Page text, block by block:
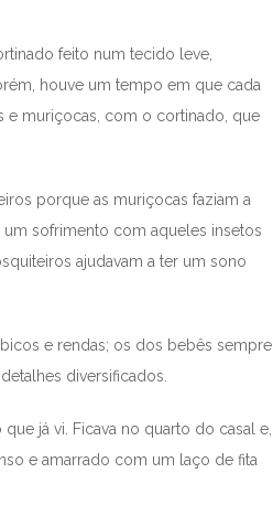
feito num tecido leve,
houve um tempo em que cada
e muriçocas, com o cortinado, que
porque as muriçocas faziam a
um sofrimento com aqueles insetos
ajudavam a ter um sono
e rendas; os dos bebês sempre
diversificados.
já vi. Ficava no quarto do casal e,
e amarrado com um laço de fita